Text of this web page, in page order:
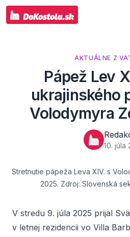
AKTUÁLNE Z
Pápež Lev
ukrajinského
Volodymyra
10. júla
Stretnutie pápeža Leva XIV. s
2025. Zdroj: Slovenská
V stredu 9. júla 2025 prijal
v letnej rezidencii vo Villa